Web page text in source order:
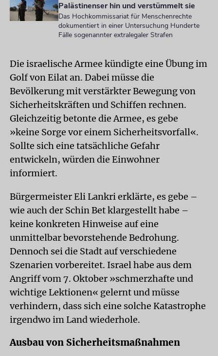
Palästinenser hin und verstümmelt sie
Das Hochkommissariat für Menschenrechte
dokumentiert in einer Untersuchung Hunderte
Fälle sogenannter extralegaler Strafen
Die israelische Armee kündigte eine Übung im
Golf von Eilat an. Dabei müsse die
Bevölkerung mit verstärkter Bewegung von
Sicherheitskräften und Schiffen rechnen.
Gleichzeitig betonte die Armee, es gebe
»keine Sorge vor einem Sicherheitsvorfall«.
Sollte sich eine tatsächliche Gefahr
entwickeln, würden die Einwohner
informiert.
Bürgermeister Eli Lankri erklärte, es gebe –
wie auch der Schin Bet klargestellt habe –
keine konkreten Hinweise auf eine
unmittelbar bevorstehende Bedrohung.
Dennoch sei die Stadt auf verschiedene
Szenarien vorbereitet. Israel habe aus dem
Angriff vom 7. Oktober »schmerzhafte und
wichtige Lektionen« gelernt und müsse
verhindern, dass sich eine solche Katastrophe
irgendwo im Land wiederhole.
Ausbau von Sicherheitsmaßnahmen